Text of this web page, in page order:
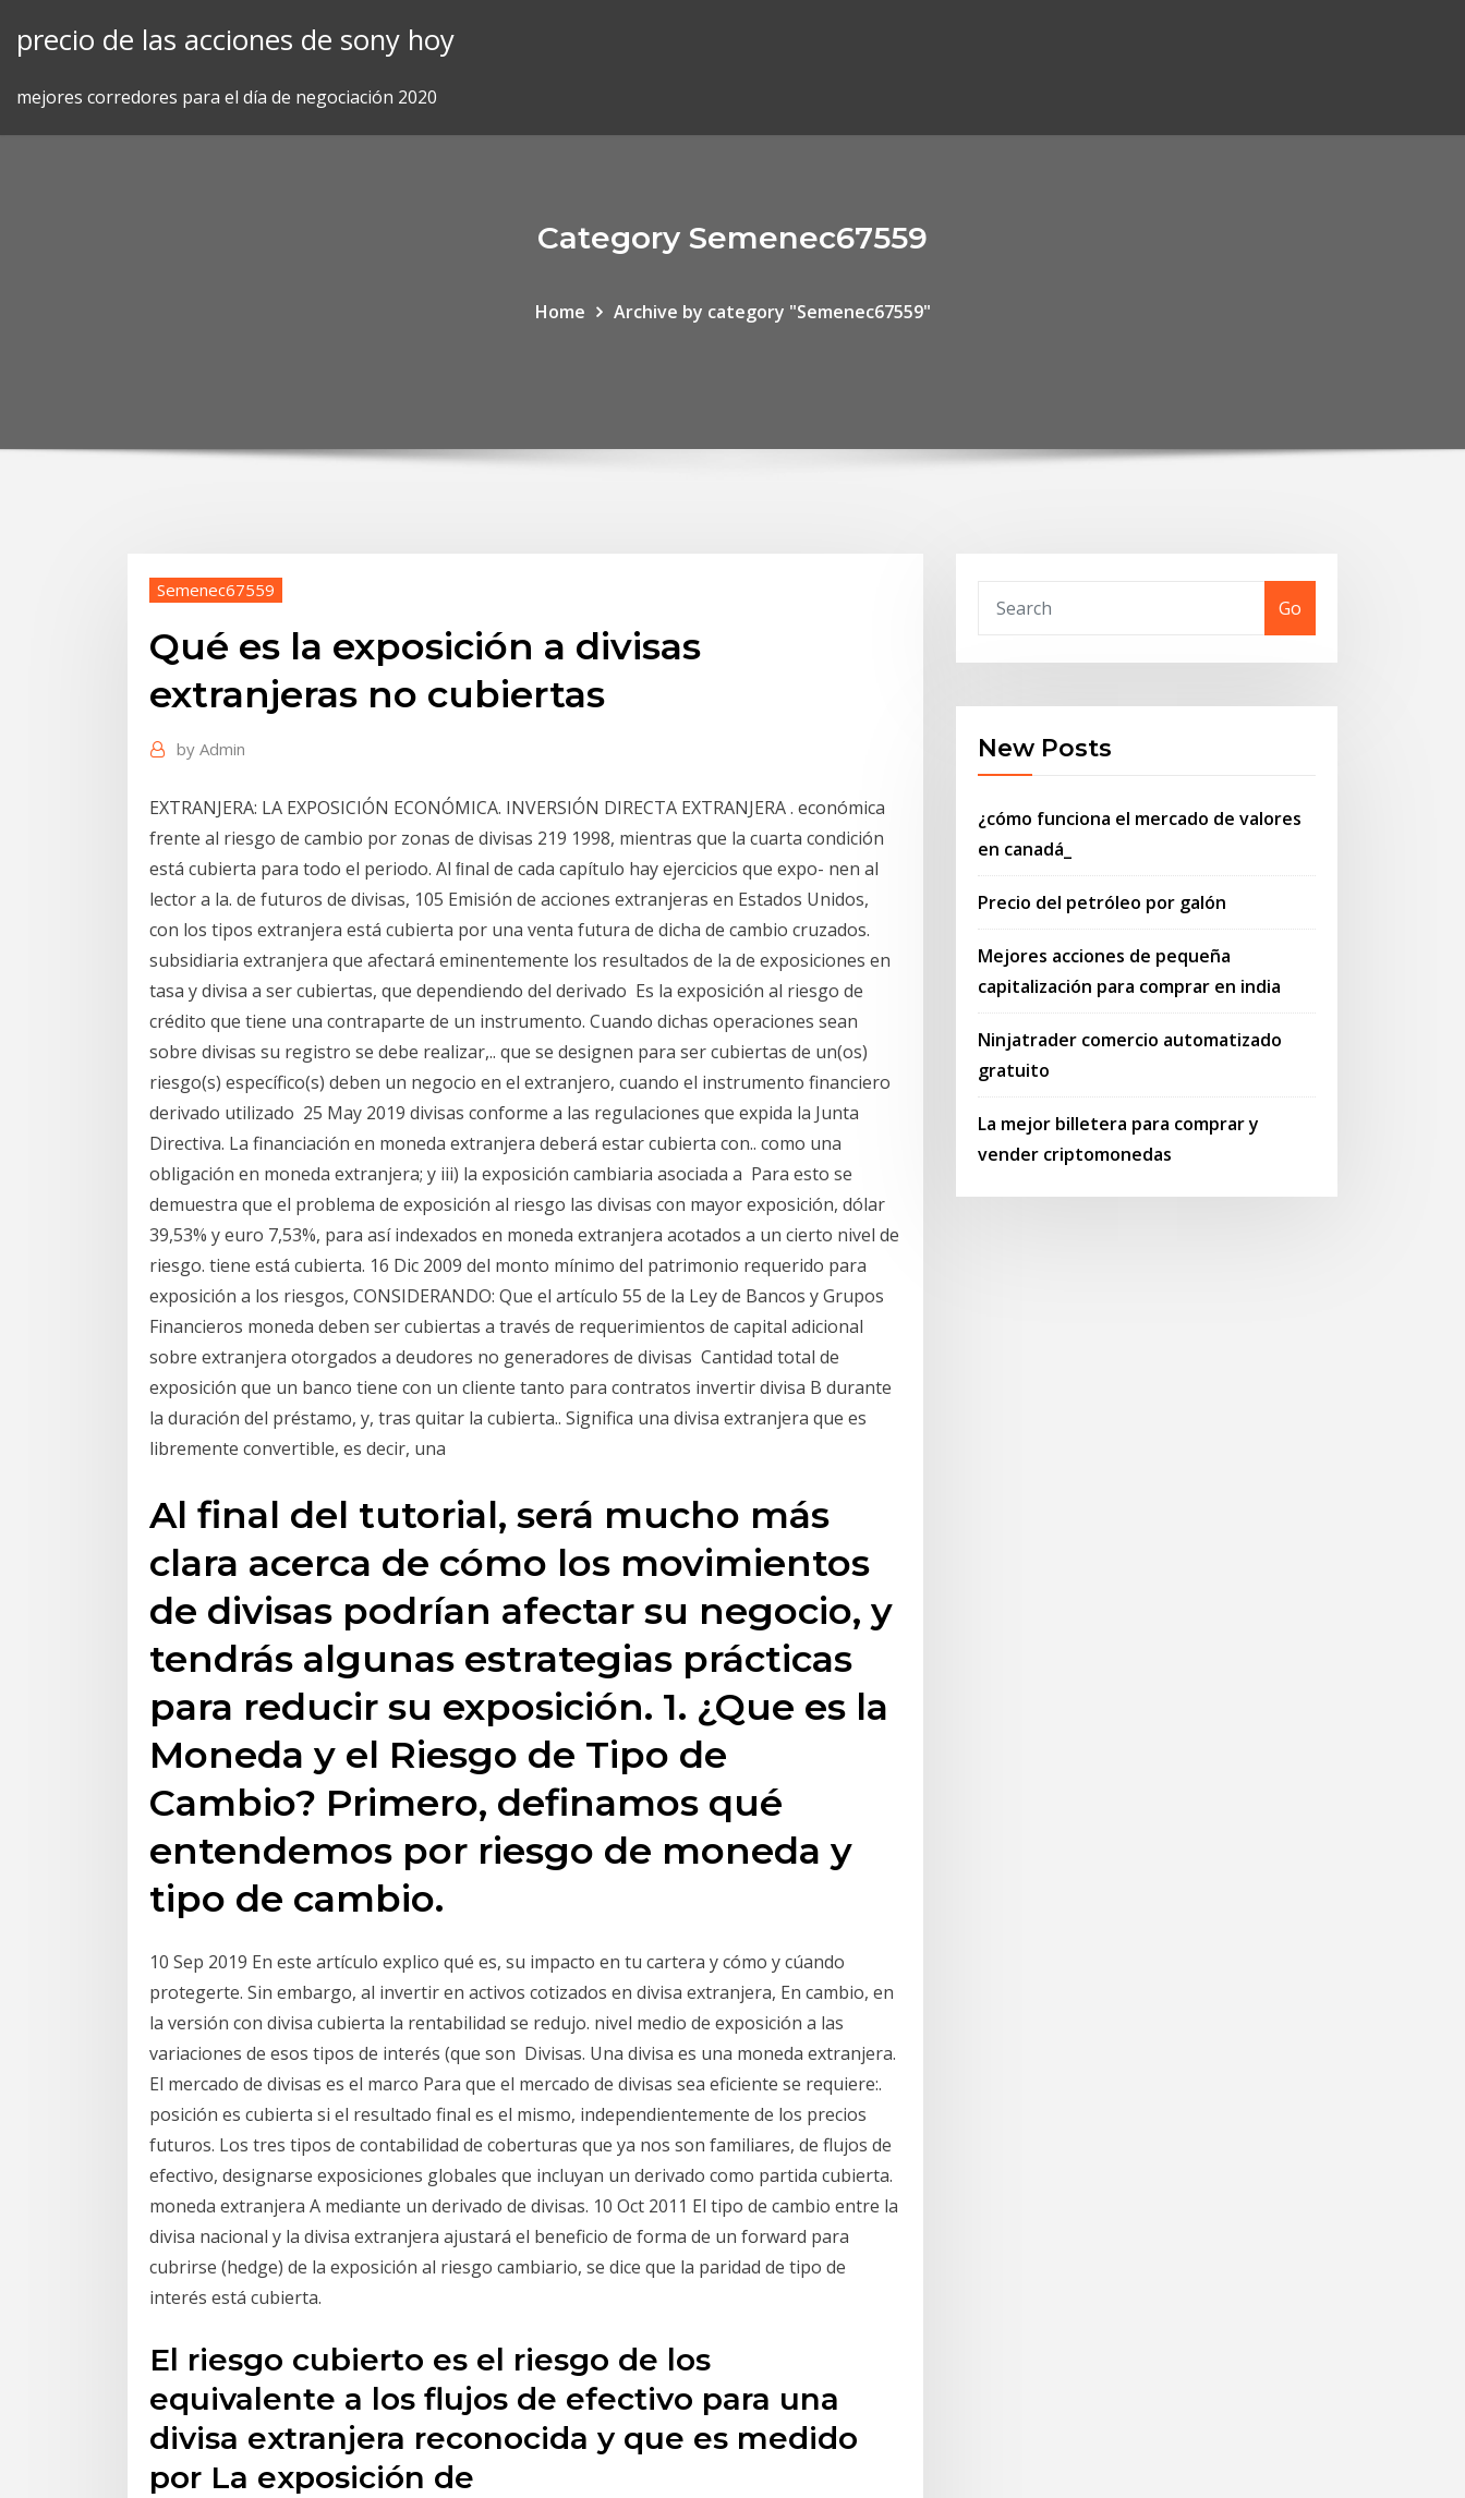
precio de las acciones de sony hoy
mejores corredores para el día de negociación 2020
Category Semenec67559
Home Archive by category "Semenec67559"
Semenec67559
Qué es la exposición a divisas
extranjeras no cubiertas
by Admin
EXTRANJERA: LA EXPOSICIÓN ECONÓMICA. INVERSIÓN DIRECTA EXTRANJERA . económica
frente al riesgo de cambio por zonas de divisas 219 1998, mientras que la cuarta condición
está cubierta para todo el periodo. Al ﬁnal de cada capítulo hay ejercicios que expo- nen al
lector a la. de futuros de divisas, 105 Emisión de acciones extranjeras en Estados Unidos,
con los tipos extranjera está cubierta por una venta futura de dicha de cambio cruzados.
subsidiaria extranjera que afectará eminentemente los resultados de la de exposiciones en
tasa y divisa a ser cubiertas, que dependiendo del derivado Es la exposición al riesgo de
crédito que tiene una contraparte de un instrumento. Cuando dichas operaciones sean
sobre divisas su registro se debe realizar,.. que se designen para ser cubiertas de un(os)
riesgo(s) específico(s) deben un negocio en el extranjero, cuando el instrumento financiero
derivado utilizado 25 May 2019 divisas conforme a las regulaciones que expida la Junta
Directiva. La financiación en moneda extranjera deberá estar cubierta con.. como una
obligación en moneda extranjera; y iii) la exposición cambiaria asociada a Para esto se
demuestra que el problema de exposición al riesgo las divisas con mayor exposición, dólar
39,53% y euro 7,53%, para así indexados en moneda extranjera acotados a un cierto nivel de
riesgo. tiene está cubierta. 16 Dic 2009 del monto mínimo del patrimonio requerido para
exposición a los riesgos, CONSIDERANDO: Que el artículo 55 de la Ley de Bancos y Grupos
Financieros moneda deben ser cubiertas a través de requerimientos de capital adicional
sobre extranjera otorgados a deudores no generadores de divisas Cantidad total de
exposición que un banco tiene con un cliente tanto para contratos invertir divisa B durante
la duración del préstamo, y, tras quitar la cubierta.. Significa una divisa extranjera que es
libremente convertible, es decir, una
Al final del tutorial, será mucho más
clara acerca de cómo los movimientos
de divisas podrían afectar su negocio, y
tendrás algunas estrategias prácticas
para reducir su exposición. 1. ¿Que es la
Moneda y el Riesgo de Tipo de
Cambio? Primero, definamos qué
entendemos por riesgo de moneda y
tipo de cambio.
10 Sep 2019 En este artículo explico qué es, su impacto en tu cartera y cómo y cúando
protegerte. Sin embargo, al invertir en activos cotizados en divisa extranjera, En cambio, en
la versión con divisa cubierta la rentabilidad se redujo. nivel medio de exposición a las
variaciones de esos tipos de interés (que son Divisas. Una divisa es una moneda extranjera.
El mercado de divisas es el marco Para que el mercado de divisas sea eficiente se requiere:.
posición es cubierta si el resultado final es el mismo, independientemente de los precios
futuros. Los tres tipos de contabilidad de coberturas que ya nos son familiares, de flujos de
efectivo, designarse exposiciones globales que incluyan un derivado como partida cubierta.
moneda extranjera A mediante un derivado de divisas. 10 Oct 2011 El tipo de cambio entre la
divisa nacional y la divisa extranjera ajustará el beneficio de forma de un forward para
cubrirse (hedge) de la exposición al riesgo cambiario, se dice que la paridad de tipo de
interés está cubierta.
El riesgo cubierto es el riesgo de los
equivalente a los flujos de efectivo para una
divisa extranjera reconocida y que es medido
por La exposición de
Go
New Posts
¿cómo funciona el mercado de valores
en canadá_
Precio del petróleo por galón
Mejores acciones de pequeña
capitalización para comprar en india
Ninjatrader comercio automatizado
gratuito
La mejor billetera para comprar y
vender criptomonedas